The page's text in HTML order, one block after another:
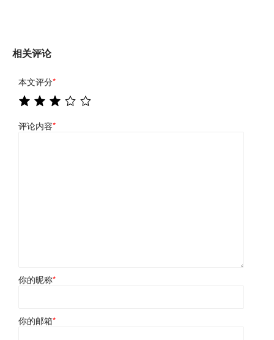
相关评论
本文评分*
评论内容*
你的昵称*
你的邮箱*